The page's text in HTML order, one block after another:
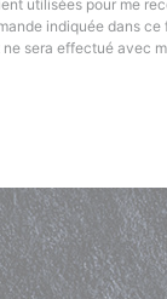
utilisées pour me
indiquée dans ce
sera effectué avec